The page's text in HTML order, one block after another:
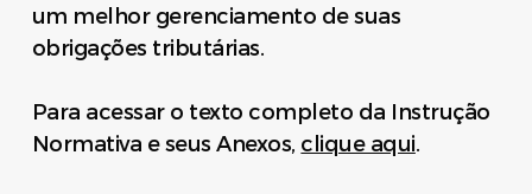
um melhor gerenciamento de suas
obrigações tributárias.
Para acessar o texto completo da Instrução
Normativa e seus Anexos, clique aqui.